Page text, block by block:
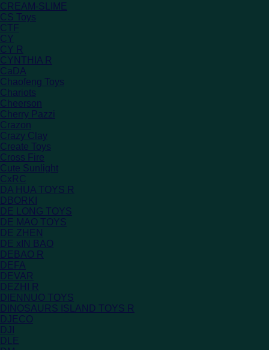
CREAM-SLIME
CS Toys
CTF
CY
CY R
CYNTHIA R
CaDA
Chaofeng Toys
Chariots
Cheerson
Cherry Pazzi
Crazon
Crazy Clay
Create Toys
Cross Fire
Cute Sunlight
CxRC
DA HUA TOYS R
DBORKI
DE LONG TOYS
DE MAO TOYS
DE ZHEN
DE xIN BAO
DEBAO R
DEFA
DEVAR
DEZHI R
DIENNUO TOYS
DINOSAURS ISLAND TOYS R
DJECO
DJI
DLE